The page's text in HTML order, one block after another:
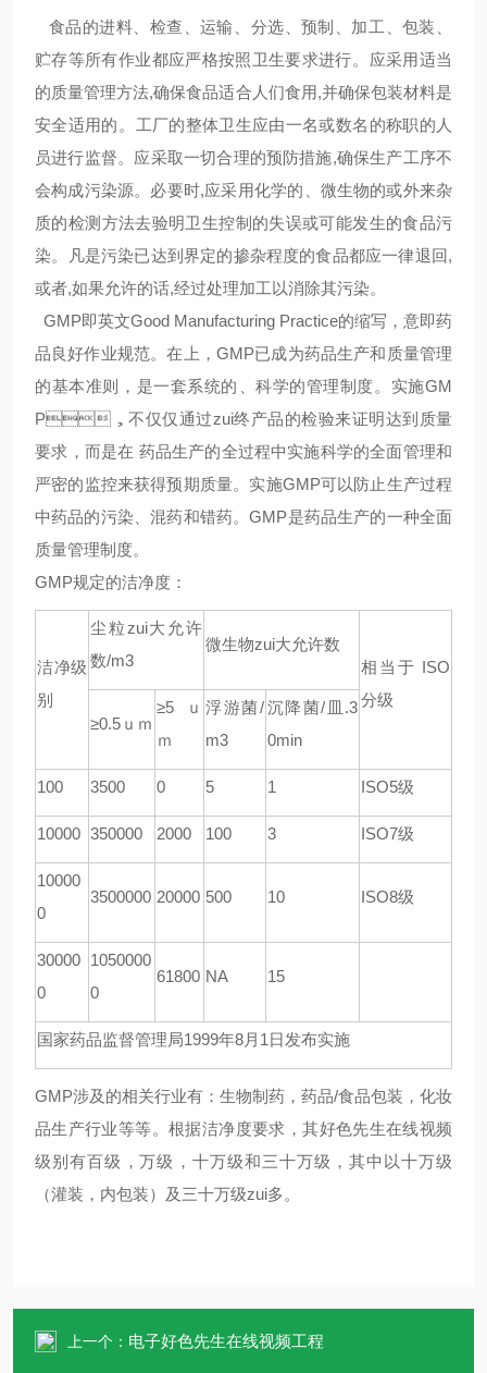
食品的进料、检查、运输、分选、预制、加工、包装、
贮存等所有作业都应严格按照卫生要求进行。应采用适当
的质量管理方法,确保食品适合人们食用,并确保包装材料是
安全适用的。工厂的整体卫生应由一名或数名的称职的人
员进行监督。应采取一切合理的预防措施,确保生产工序不
会构成污染源。必要时,应采用化学的、微生物的或外来杂
质的检测方法去验明卫生控制的失误或可能发生的食品污
染。凡是污染已达到界定的掺杂程度的食品都应一律退回,
或者,如果允许的话,经过处理加工以消除其污染。
GMP即英文Good Manufacturing Practice的缩写，意即药
品良好作业规范。在上，GMP已成为药品生产和质量管理
的基本准则，是一套系统的、科学的管理制度。实施GM
P，不仅仅通过zui终产品的检验来证明达到质量
要求，而是在 药品生产的全过程中实施科学的全面管理和
严密的监控来获得预期质量。实施GMP可以防止生产过程
中药品的污染、混药和错药。GMP是药品生产的一种全面
质量管理制度。
GMP规定的洁净度：
洁净级
别
尘粒zui大允许
数/m3
微生物zui大允许数
相当于 ISO
分级
≥0.5 ｕｍ
≥5 ｕ
ｍ
浮游菌/
m3
沉降菌/皿.3
0min
100 3500 0 5 1 ISO5级
10000 350000 2000 100 3 ISO7级
10000
0
3500000 20000 500 10 ISO8级
30000
0
1050000
0
61800 NA 15
国家药品监督管理局1999年8月1日发布实施
GMP涉及的相关行业有：生物制药，药品/食品包装，化妆
品生产行业等等。根据洁净度要求，其好色先生在线视频
级别有百级，万级，十万级和三十万级，其中以十万级
（灌装，内包装）及三十万级zui多。
上一个： 电子好色先生在线视频工程